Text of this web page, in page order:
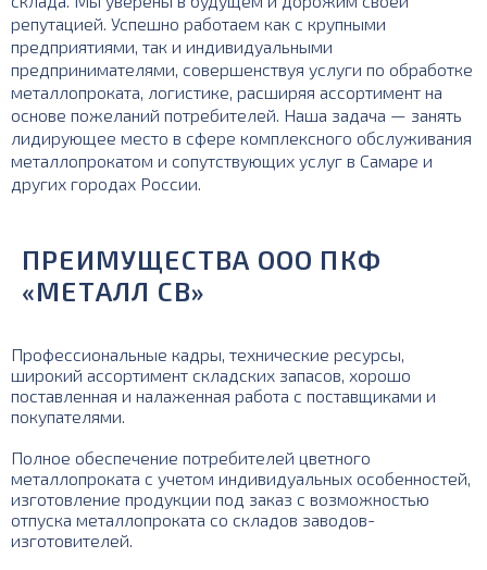
репутацией. Успешно работаем как с крупными
предприятиями, так и индивидуальными
предпринимателями, совершенствуя услуги по обработке
металлопроката, логистике, расширяя ассортимент на
основе пожеланий потребителей. Наша задача — занять
лидирующее место в сфере комплексного обслуживания
металлопрокатом и сопутствующих услуг в Самаре и
других городах России.
ПРЕИМУЩЕСТВА ООО ПКФ
«МЕТАЛЛ СВ»
Профессиональные кадры, технические ресурсы,
широкий ассортимент складских запасов, хорошо
поставленная и налаженная работа с поставщиками и
покупателями.
Полное обеспечение потребителей цветного
металлопроката с учетом индивидуальных особенностей,
изготовление продукции под заказ с возможностью
отпуска металлопроката со складов заводов-
изготовителей.